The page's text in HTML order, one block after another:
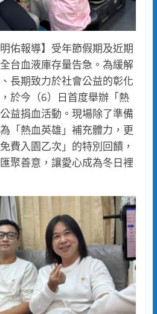
佑報導】受年節假期及近期
台血液庫存量告急。為緩解
長期致力於社會公益的彰化
於今（6）日首度舉辦「熱
益捐血活動。現場除了準備
「熱血英雄」補充體力，更
費入園乙次」的特別回饋，
聚善意，讓愛心成為冬日裡